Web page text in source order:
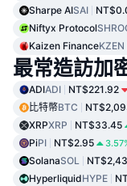
Sharpe AISAI
Niftyx Protocol
Kaizen FinanceKZEN
最常造訪加
ADIADI NT$221.92
比特幣BTC
XRPXRP NT$33.45
PiPI NT$2.95
SolanaSOL
HyperliquidHYPE